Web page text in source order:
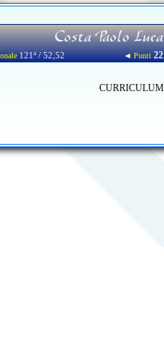
Costa Paolo
121ª / 52,52 ◄Punti 22
CURRICULUM